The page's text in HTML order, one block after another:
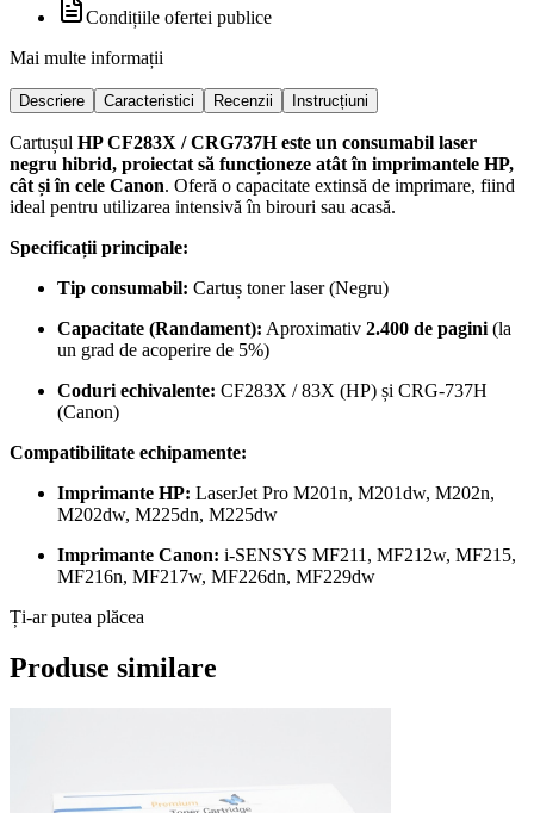
Condițiile ofertei publice
Mai multe informații
Descriere Caracteristici Recenzii Instrucțiuni
Cartușul HP CF283X / CRG737H este un consumabil laser
negru hibrid, proiectat să funcționeze atât în imprimantele HP,
cât și în cele Canon. Oferă o capacitate extinsă de imprimare, fiind
ideal pentru utilizarea intensivă în birouri sau acasă.
Specificații principale:
Tip consumabil: Cartuș toner laser (Negru)
Capacitate (Randament): Aproximativ 2.400 de pagini (la
un grad de acoperire de 5%)
Coduri echivalente: CF283X / 83X (HP) și CRG-737H
(Canon)
Compatibilitate echipamente:
Imprimante HP: LaserJet Pro M201n, M201dw, M202n,
M202dw, M225dn, M225dw
Imprimante Canon: i-SENSYS MF211, MF212w, MF215,
MF216n, MF217w, MF226dn, MF229dw
Ți-ar putea plăcea
Produse similare